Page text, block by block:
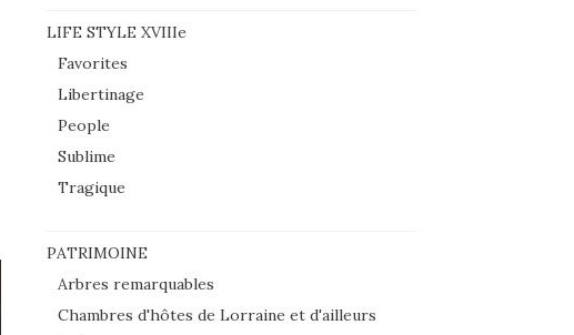
LIFE STYLE XVIIIe
Favorites
Libertinage
People
Sublime
Tragique
PATRIMOINE
Arbres remarquables
Chambres d'hôtes de Lorraine et d'ailleurs